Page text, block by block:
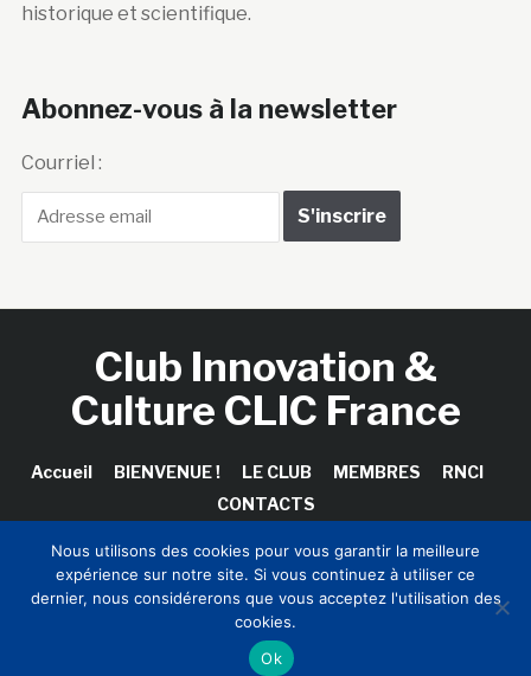
historique et scientifique.
Abonnez-vous à la newsletter
Courriel :
Club Innovation &
Culture CLIC France
Accueil BIENVENUE ! LE CLUB MEMBRES
RNCI
CONTACTS
Copyright © 2026 Club Innovation & Culture CLIC France /
Sinapses Conseils
Nous utilisons des cookies pour vous garantir la meilleure
expérience sur notre site. Si vous continuez à utiliser ce
dernier, nous considérerons que vous acceptez l'utilisation des
cookies.
Ok